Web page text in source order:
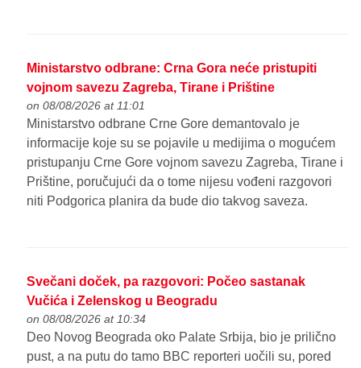
Ministarstvo odbrane: Crna Gora neće pristupiti
vojnom savezu Zagreba, Tirane i Prištine
on 08/08/2026 at 11:01
Ministarstvo odbrane Crne Gore demantovalo je
informacije koje su se pojavile u medijima o mogućem
pristupanju Crne Gore vojnom savezu Zagreba, Tirane i
Prištine, poručujući da o tome nijesu vođeni razgovori
niti Podgorica planira da bude dio takvog saveza.
Svečani doček, pa razgovori: Počeo sastanak
Vučića i Zelenskog u Beogradu
on 08/08/2026 at 10:34
Deo Novog Beograda oko Palate Srbija, bio je prilično
pust, a na putu do tamo BBC reporteri uočili su, pored